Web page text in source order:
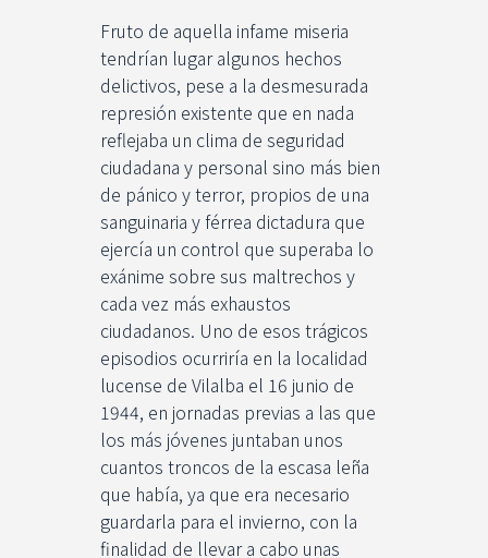
Fruto de aquella infame miseria
tendrían lugar algunos hechos
delictivos, pese a la desmesurada
represión existente que en nada
reflejaba un clima de seguridad
ciudadana y personal sino más bien
de pánico y terror, propios de una
sanguinaria y férrea dictadura que
ejercía un control que superaba lo
exánime sobre sus maltrechos y
cada vez más exhaustos
ciudadanos. Uno de esos trágicos
episodios ocurriría en la localidad
lucense de Vilalba el 16 junio de
1944, en jornadas previas a las que
los más jóvenes juntaban unos
cuantos troncos de la escasa leña
que había, ya que era necesario
guardarla para el invierno, con la
finalidad de llevar a cabo unas